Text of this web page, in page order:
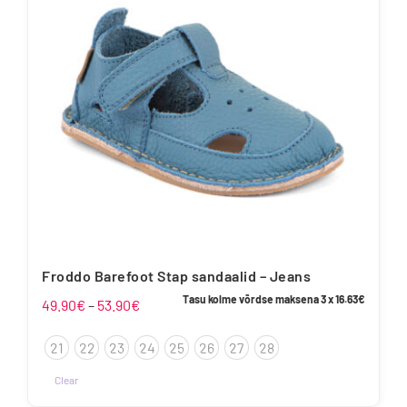
tootelehel.
Froddo Barefoot Stap sandaalid – Jeans
49.90€ – 53.90€ Hinnavahemik:
kuni
Tasu kolme võrdse maksena 3 x16.63€
21 22 23 24 25 26 27 28
Clear